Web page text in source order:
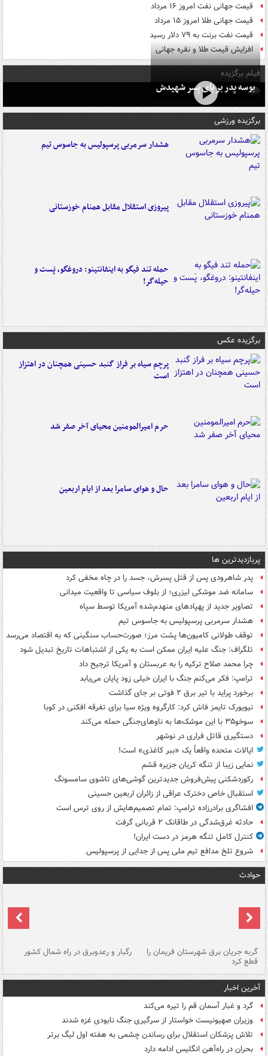
قیمت جهانی نفت امروز ۱۶ مرداد
قیمت جهانی طلا امروز ۱۵ مرداد
قیمت نفت برنت به ۷۹ دلار رسید
افزایش قیمت طلا و نقره جهانی
فیلم برگزیده
بوسه‌ پدر بر پای پسر شهیدش
برگزیده ورزشی
هشدار سرمربی پرسپولیس به جاسوس تیم
پیروزی استقلال مقابل همنام خوزستانی
حمله تند فیگو به اینفانتینو: دروغگو، پَست‌ و
حیله‌گر!
برگزیده عکس
پرچم سیاه بر فراز گنبد حسینی همچنان در اهتزاز
است
حرم امیرالمومنین محیای آخر صفر شد
حال و هوای سامرا بعد از ایام اربعین
پربازدیدترین ها
پدر شاهرودی پس از قتل پسرش، جسد را در چاه مخفی کرد
سامانه ضد موشکی لیزری؛ از بلوف سیاسی تا واقعیت میدانی
تصاویر جدید از پهپادهای منهدم‌شده آمریکا توسط سپاه
هشدار سرمربی پرسپولیس به جاسوس تیم
توقف طولانی کامیون‌ها پشت مرز؛ صورت‌حساب سنگینی که به اقتصاد می‌رسد
تلگراف: جنگ علیه ایران ممکن است به یکی از اشتباهات تاریخ تبدیل شود
چرا محمد صلاح ترکیه را به عربستان و آمریکا ترجیح داد
ترامپ: فکر می‌کنم جنگ با ایران خیلی زود پایان می‌یابد
برخورد پراید با تیر برق ۲ فوتی بر جای گذاشت
نیویورک تایمز فاش کرد: کارگروه ویژه سیا برای تفرقه افکنی در کوبا
سوخو۳۵ با این موشک‌ها به ناوهای‌جنگی حمله می‌کند
دستگیری قاتل فراری در نوشهر
ایالات متحده واقعاً یک «ببر کاغذی» است!
نمایی زیبا از تنگه کریان جزیره قشم
رکوردشکنی پیش‌فروش جدیدترین گوشی‌های تاشوی سامسونگ
استقبال خاص دخترک عراقی از زائران اربعین حسینی
افشاگری برادرزاده ترامپ: تمام تصمیم‌هایش از روی ترس است
حادثه غرق‌شدگی در طاقانک ۲ قربانی گرفت
کنترل کامل تنگه هرمز در دست ایران!
شروع تلخ مدافع تیم ملی پس از جدایی از پرسپولیس
حوادث
گربه جریان برق شهرستان فریمان را
قطع کرد
رگبار و رعدوبرق در راه شمال کشور
آخرین اخبار
گرد و غبار آسمان قم را تیره می‌کند
وزیران صهیونیست خواستار از سرگیری جنگ نابودی غزه شدند
تلاش پزشکان استقلال برای رساندن چشمی به هفته اول لیگ برتر
بحران در راه‌آهن انگلیس ادامه دارد